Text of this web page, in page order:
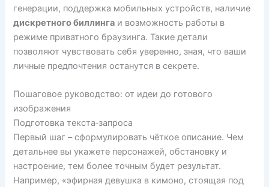
генерации, поддержка мобильных устройств, наличие
дискретного биллинга и возможность работы в
режиме приватного браузинга. Такие детали
позволяют чувствовать себя уверенно, зная, что ваши
личные предпочтения останутся в секрете.
Пошаговое руководство: от идеи до готового
изображения
Подготовка текста‑запроса
Первый шаг – сформулировать чёткое описание. Чем
детальнее вы укажете персонажей, обстановку и
настроение, тем более точным будет результат.
Например, «эфирная девушка в кимоно, стоящая под